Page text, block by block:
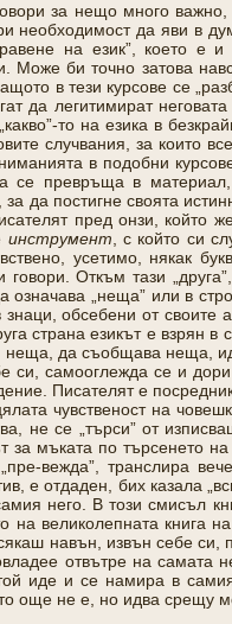
за нещо много
необходимост да яви в
на език”, което е
Може би точно затова
в тези курсове се
да легитимират
то на езика в
случвания, за които
в подобни
се превръща в
за да постигне своята
пред онзи, който
инструмент, с който си
усетимо, някак
Откъм тази
означава „неща” или в
знаци, обсебени от
страна езикът е взрян
неща, да съобщава неща,
си, самооглежда се и
Писателят е
чувственост на
не се „търси” от
мъката по търсенето
вежда”, транслира
е отдаден, бих казала
него. В този смисъл
на великолепната книга
навън, извън себе си,
отвътре на самата
иде и се намира в
още не е, но идва срещу